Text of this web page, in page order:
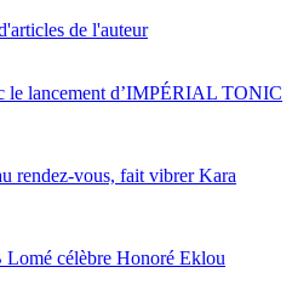
de l'auteur
le lancement d’IMPÉRIAL TONIC
rendez-vous, fait vibrer Kara
Lomé célèbre Honoré Eklou